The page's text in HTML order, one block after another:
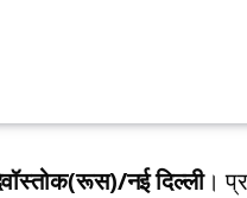
नई दिल्ली।